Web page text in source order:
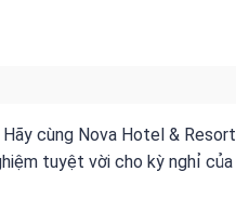
cùng Nova Hotel & Resort
tuyệt vời cho kỳ nghỉ của